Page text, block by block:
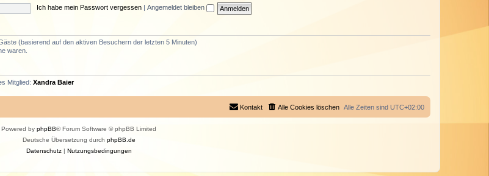
Ich habe mein Passwort vergessen Angemeldet bleiben
(basierend auf den aktiven Besuchern der letzten 5 Minuten)
waren.
Mitglied: Xandra Baier
Alle Zeiten sind UTC+02:00
Alle Cookies löschen
Kontakt
Powered by phpBB® Forum Software © phpBB Limited
Deutsche Übersetzung durch phpBB.de
Datenschutz| Nutzungsbedingungen